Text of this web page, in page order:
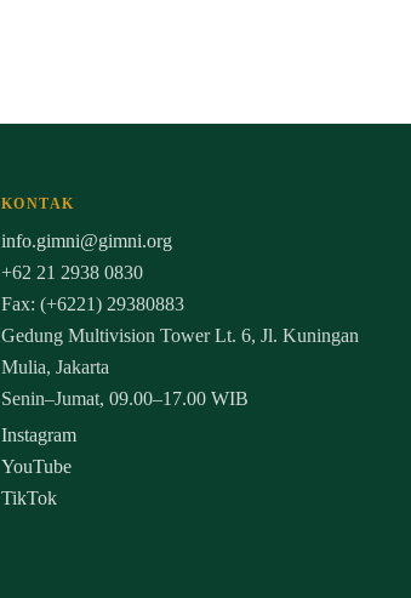
KONTAK
info.gimni@gimni.org
+62 21 2938 0830
Fax: (+6221) 29380883
Gedung Multivision Tower Lt. 6, Jl. Kuningan
Mulia, Jakarta
Senin–Jumat, 09.00–17.00 WIB
Instagram
YouTube
TikTok